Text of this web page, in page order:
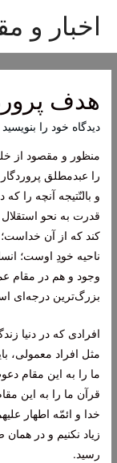
اخبار و
هدف
دیدگاه‌ خود را بنویسید
منظور و مقصود از
را عبدمطلق
و بالنّتیجه آنچه را كه
قدرت به نحو
كند كه از آن
ناحیه خودِ اوست؛
وجود و هم در مقام
بزرگ‌ترین درجه‌ای
افرادی كه در دنیا
مثل افراد معمولی،
ما را به این مقام
قرآن ما را به این
خدا و ائمّه اطهار
زیاد نكنیم و در
رسید.